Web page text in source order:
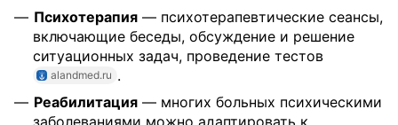
Психотерапия — психотерапевтические сеансы,
включающие беседы, обсуждение и решение
ситуационных задач, проведение тестов
alandmed.ru .
Реабилитация — многих больных психическими
заболеваниями можно адаптировать к